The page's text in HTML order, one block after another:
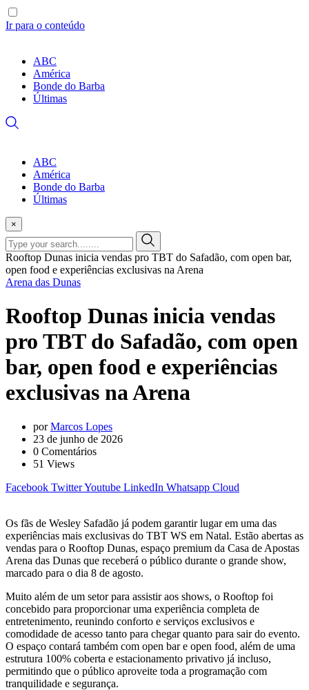
Ir para o conteúdo
ABC
América
Bonde do Barba
Últimas
ABC
América
Bonde do Barba
Últimas
×
Rooftop Dunas inicia vendas pro TBT do Safadão, com open bar,
open food e experiências exclusivas na Arena
Arena das Dunas
Rooftop Dunas inicia vendas
pro TBT do Safadão, com open
bar, open food e experiências
exclusivas na Arena
porMarcos Lopes
23 de junho de 2026
0 Comentários
51 Views
Facebook TwitterYoutube LinkedIn Whatsapp Cloud
Os fãs de Wesley Safadão já podem garantir lugar em uma das
experiências mais exclusivas do TBT WS em Natal. Estão abertas as
vendas para o Rooftop Dunas, espaço premium da Casa de Apostas
Arena das Dunas que receberá o público durante o grande show,
marcado para o dia 8 de agosto.
Muito além de um setor para assistir aos shows, o Rooftop foi
concebido para proporcionar uma experiência completa de
entretenimento, reunindo conforto e serviços exclusivos e
comodidade de acesso tanto para chegar quanto para sair do evento.
O espaço contará também com open bar e open food, além de uma
estrutura 100% coberta e estacionamento privativo já incluso,
permitindo que o público aproveite toda a programação com
tranquilidade e segurança.